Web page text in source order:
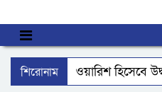
শিরোনাম
আমতলীতে বেওয়ারিশ হিসেবে